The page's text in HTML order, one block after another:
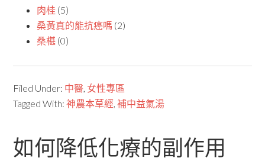
肉桂 (5)
桑黃真的能抗癌嗎 (2)
桑椹 (0)
Filed Under: 中醫, 女性專區
Tagged With:神農本草經,補中益氣湯
如何降低化療的副作用